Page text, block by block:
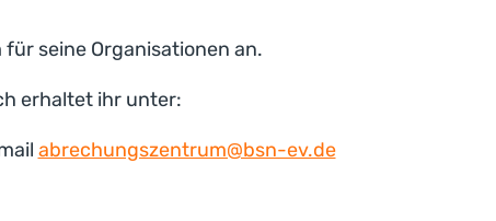
seine Organisationen an.
erhaltet ihr unter:
abrechungszentrum@bsn-ev.de